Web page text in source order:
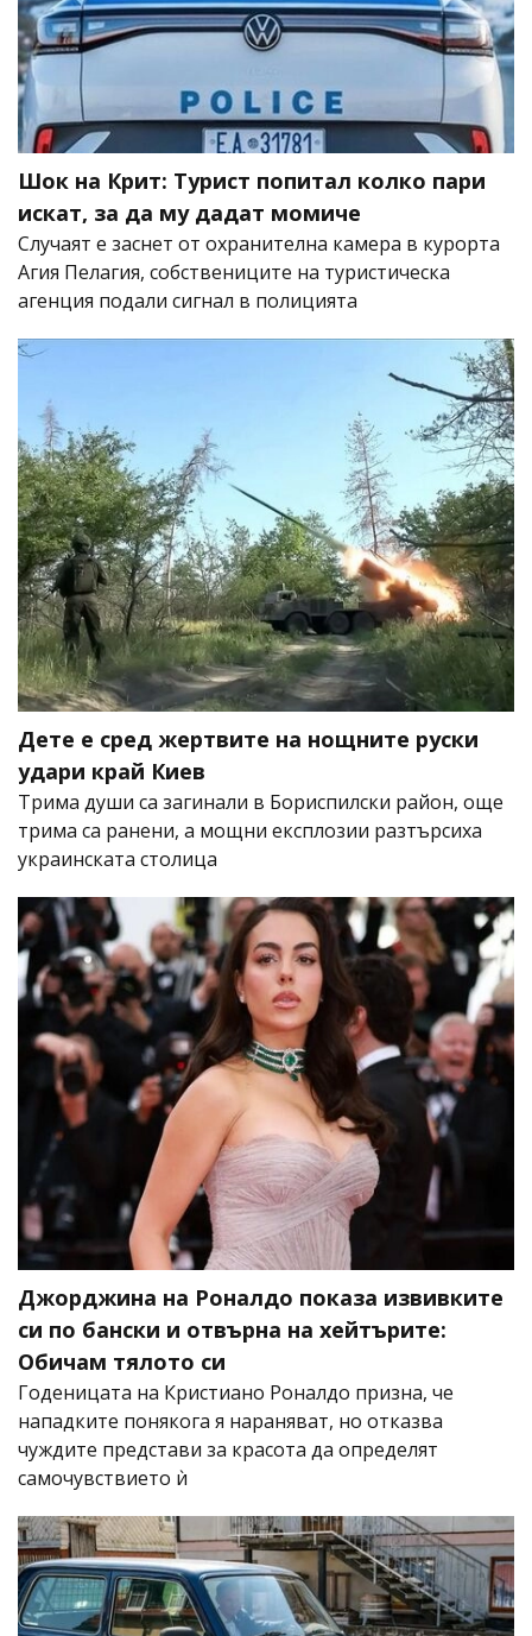
Шок на Крит: Турист попитал колко пари
искат, за да му дадат момиче
Случаят е заснет от охранителна камера в курорта
Агия Пелагия, собствениците на туристическа
агенция подали сигнал в полицията
Дете е сред жертвите на нощните руски
удари край Киев
Трима души са загинали в Бориспилски район, още
трима са ранени, а мощни експлозии разтърсиха
украинската столица
Джорджина на Роналдо показа извивките
си по бански и отвърна на хейтърите:
Обичам тялото си
Годеницата на Кристиано Роналдо призна, че
нападките понякога я нараняват, но отказва
чуждите представи за красота да определят
самочувствието ѝ